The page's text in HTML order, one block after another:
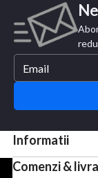
Informatii
Comenzi &